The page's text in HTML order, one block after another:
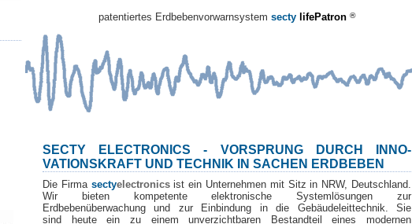
patentiertes Erdbebenvorwarnsystem secty lifePatron ®
SECTY ELECTRONICS - VORSPRUNG DURCH INNO-
VATIONSKRAFT UND TECHNIK IN SACHEN ERDBEBEN
Die Firma sectyelectronicsist ein Unternehmen mit Sitz in NRW, Deutschland.
Wir bieten kompetente elektronische Systemlösungen zur
Erdbebenüberwachung und zur Einbindung in die Gebäudeleittechnik. Sie
sind heute ein zu einem unverzichtbaren Bestandteil eines modernen